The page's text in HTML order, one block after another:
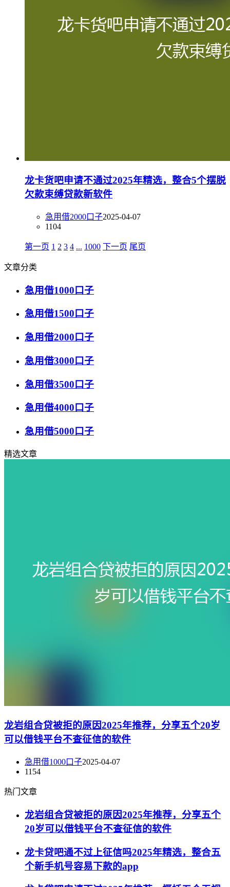
龙卡货吧申请不通过2025年精选，整合5个摆脱
欠款束缚贷款新软件
急用借2000口子2025-04-07
1104
第一页 1 2 3 4 ... 1000 下一页 尾页
文章分类
急用借1000口子
急用借1500口子
急用借2000口子
急用借3000口子
急用借3500口子
急用借4000口子
急用借5000口子
精选文章
龙岩组合贷被拒的原因2025年推荐，分享五个20岁
可以借钱平台不查征信的软件
急用借1000口子2025-04-07
1154
热门文章
龙岩组合贷被拒的原因2025年推荐，分享五个
20岁可以借钱平台不查征信的软件
龙卡贷吧通不过上征信吗2025年精选，整合五
个新手机号容易下款的app